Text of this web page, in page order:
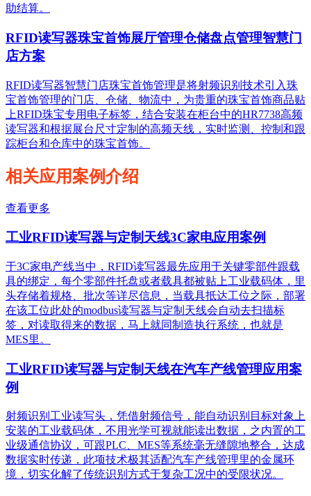
助结算。
RFID读写器珠宝首饰展厅管理仓储盘点管理智慧门
店方案
RFID读写器智慧门店珠宝首饰管理是将射频识别技术引入珠
宝首饰管理的门店、仓储、物流中，为贵重的珠宝首饰商品贴
上RFID珠宝专用电子标签，结合安装在柜台中的HR7738高频
读写器和根据展台尺寸定制的高频天线，实时监测、控制和跟
踪柜台和仓库中的珠宝首饰。
相关应用案例介绍
查看更多
工业RFID读写器与定制天线3C家电应用案例
于3C家电产线当中，RFID读写器最先应用于关键零部件跟载
具的绑定，每个零部件托盘或者载具都被贴上工业载码体，里
头存储着规格、批次等详尽信息，当载具抵达工位之际，部署
在该工位此处的modbus读写器与定制天线会自动去扫描标
签，对读取得来的数据，马上就同制造执行系统，也就是
MES里。
工业RFID读写器与定制天线在汽车产线管理应用案
例
射频识别工业读写头，凭借射频信号，能自动识别目标对象上
安装的工业载码体，不用光学可视就能读出数据，之内置的工
业级通信协议，可跟PLC、MES等系统毫无缝隙地整合，达成
数据实时传递，此项技术极其适配汽车产线管理里的金属环
境，切实化解了传统识别方式于复杂工况中的受限状况。